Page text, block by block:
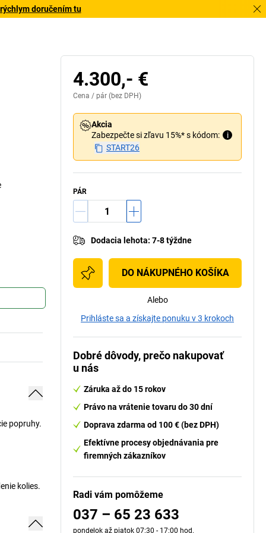
doručením tu
popruhy.
kolies.
4.300,- €
Cena / pár (bez DPH)
Akcia
Zabezpečte si zľavu 15%* s kódom:
i
START26
PÁR
Dodacia lehota: 7-8 týždne
DO NÁKUPNÉHO KOŠÍKA
Alebo
Prihláste sa a získajte ponuku v 3 krokoch
Dobré dôvody, prečo nakupovať
u nás
Záruka až do 15 rokov
Právo na vrátenie tovaru do 30 dní
Doprava zdarma od 100 € (bez DPH)
Efektívne procesy objednávania pre
firemných zákazníkov
Radi vám pomôžeme
037 – 65 23 633
pondelok až piatok 07:30 - 17:00 hod.